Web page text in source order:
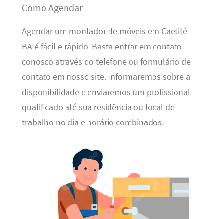
Como Agendar
Agendar um montador de móveis em Caetité
BA é fácil e rápido. Basta entrar em contato
conosco através do telefone ou formulário de
contato em nosso site. Informaremos sobre a
disponibilidade e enviaremos um profissional
qualificado até sua residência ou local de
trabalho no dia e horário combinados.